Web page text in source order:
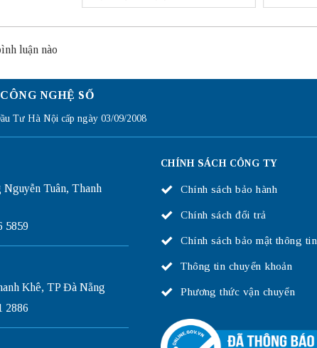
luận nào
NGHỆ SỐ
Tư Hà Nội cấp ngày 03/09/2008
Tuân, Thanh
5859
Khê, TP Đà Nẵng
2886
CHÍNH SÁCH CÔNG TY
Chính sách bảo hành
Chính sách đổi trả
Chính sách bảo mật thông tin
Thông tin chuyển khoản
Phương thức vận chuyển